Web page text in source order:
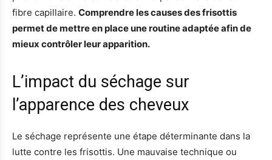
fibre capillaire. Comprendre les causes des frisottis
permet de mettre en place une routine adaptée afin de
mieux contrôler leur apparition.
L’impact du séchage sur
l’apparence des cheveux
Le séchage représente une étape déterminante dans la
lutte contre les frisottis. Une mauvaise technique ou